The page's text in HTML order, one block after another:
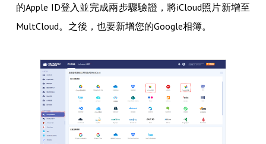
的Apple ID登入並完成兩步驟驗證，將iCloud照片新增至
MultCloud。之後，也要新增您的Google相簿。